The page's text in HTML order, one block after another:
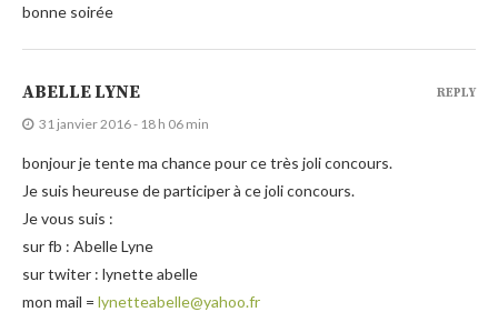
bonne soirée
ABELLE LYNE
31 janvier 2016 - 18 h 06 min
bonjour je tente ma chance pour ce très joli concours.
Je suis heureuse de participer à ce joli concours.
Je vous suis :
sur fb : Abelle Lyne
sur twiter : lynette abelle
mon mail = lynetteabelle@yahoo.fr
REPLY